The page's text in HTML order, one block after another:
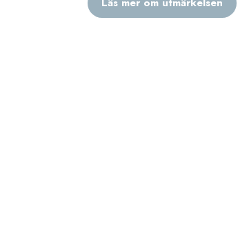
Läs mer om utmärkelsen